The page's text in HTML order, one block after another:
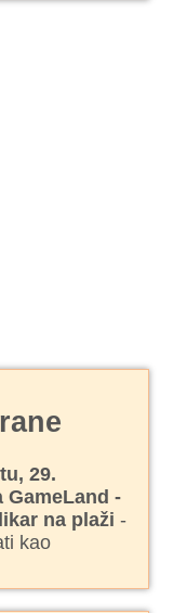
29.
GameLand -
na plaži -
kao